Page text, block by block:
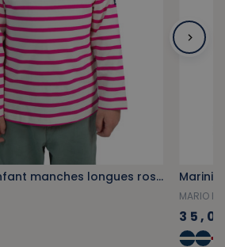
Marinière enfant manches longues rose fuschia
MARIO